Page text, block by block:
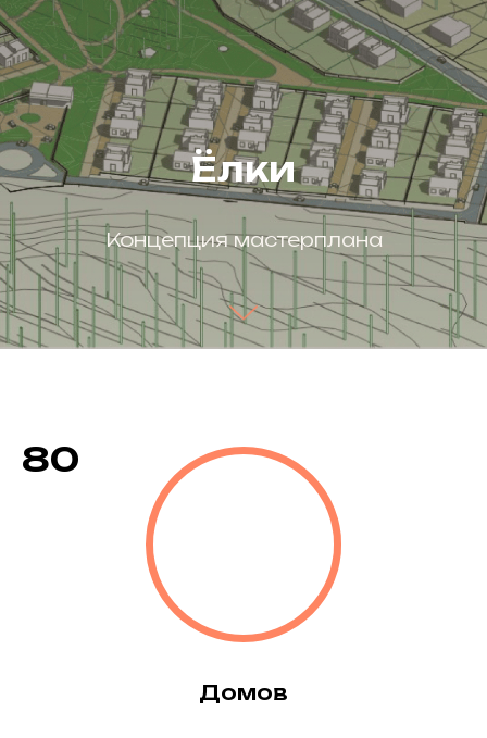
Ёлки
Концепция мастерплана
80
Домов